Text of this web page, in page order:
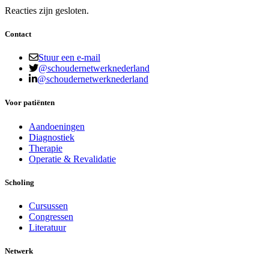
Reacties zijn gesloten.
Contact
Stuur een e-mail
@schoudernetwerknederland
@schoudernetwerknederland
Voor patiënten
Aandoeningen
Diagnostiek
Therapie
Operatie & Revalidatie
Scholing
Cursussen
Congressen
Literatuur
Netwerk